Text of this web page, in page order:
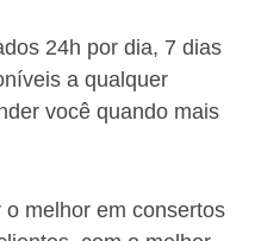
24h por dia, 7 dias
a qualquer
você quando mais
melhor em consertos